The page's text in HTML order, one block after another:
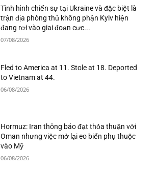
Tình hình chiến sự tại Ukraine và đặc biệt là
trận địa phòng thủ không phận Kyiv hiện
đang rơi vào giai đoạn cực...
07/08/2026
Fled to America at 11. Stole at 18. Deported
to Vietnam at 44.
06/08/2026
Hormuz: Iran thông báo đạt thỏa thuận với
Oman nhưng việc mở lại eo biển phụ thuộc
vào Mỹ
06/08/2026